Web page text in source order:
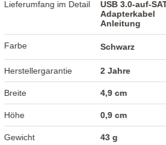
Lieferumfang im Detail
USB 3.0-auf-
Adapterkabel
Anleitung
Farbe Schwarz
Herstellergarantie 2 Jahre
Breite 4,9 cm
Höhe 0,9 cm
Gewicht 43 g